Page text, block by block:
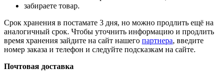
забираете товар.
Срок хранения в постамате 3 дня, но можно продлить ещё на
аналогичный срок. Чтобы уточнить информацию и продлить
время хранения зайдите на сайт нашего партнера, введите
номер заказа и телефон и следуйте подсказкам на сайте.
Почтовая доставка